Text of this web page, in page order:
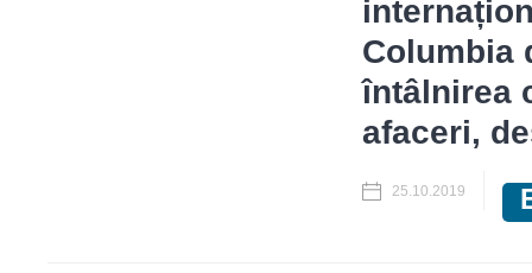
Columbia
întâlnirea
afaceri,
25.10.2019